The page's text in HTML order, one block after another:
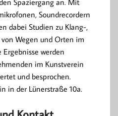
Soundrecordern
dabei Studien zu Klang-,
Wegen und Orten im
werden
im Kunstverein
und besprochen.
in der Lünerstraße 10a.